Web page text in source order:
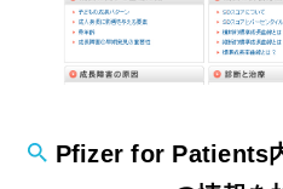
Pfizer for Patients